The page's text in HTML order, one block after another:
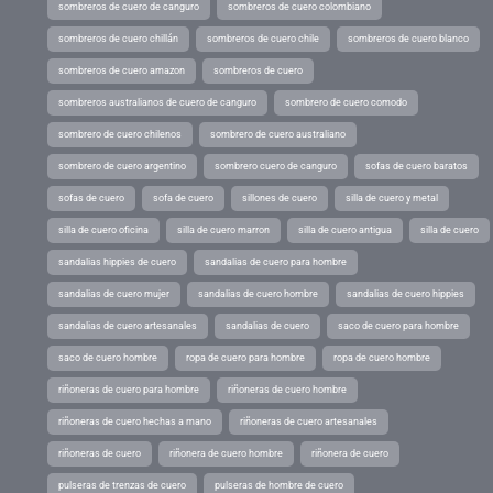
sombreros de cuero de canguro sombreros de cuero colombiano
sombreros de cuero chillán sombreros de cuero chile sombreros de cuero blanco
sombreros de cuero amazon sombreros de cuero
sombreros australianos de cuero de canguro sombrero de cuero comodo
sombrero de cuero chilenos sombrero de cuero australiano
sombrero de cuero argentino sombrero cuero de canguro sofas de cuero baratos
sofas de cuero sofa de cuero sillones de cuero silla de cuero y metal
silla de cuero oficina silla de cuero marron silla de cuero antigua silla de cuero
sandalias hippies de cuero sandalias de cuero para hombre
sandalias de cuero mujer sandalias de cuero hombre sandalias de cuero hippies
sandalias de cuero artesanales sandalias de cuero saco de cuero para hombre
saco de cuero hombre ropa de cuero para hombre ropa de cuero hombre
riñoneras de cuero para hombre riñoneras de cuero hombre
riñoneras de cuero hechas a mano riñoneras de cuero artesanales
riñoneras de cuero riñonera de cuero hombre riñonera de cuero
pulseras de trenzas de cuero pulseras de hombre de cuero